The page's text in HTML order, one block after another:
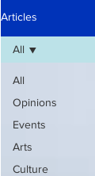
Articles
All
Opinions
Events
Arts
Culture
All